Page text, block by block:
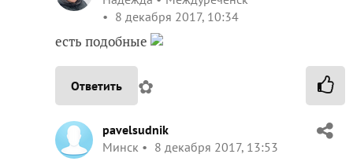
8 декабря 2017, 10:34
есть подобные
Ответить ✿
pavelsudnik
Минск
8 декабря 2017, 13:53